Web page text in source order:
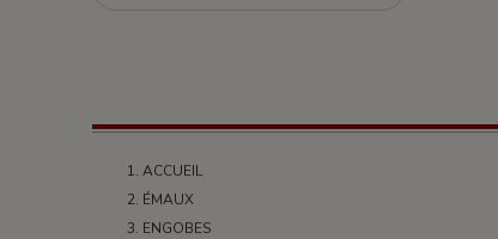
ACCUEIL
ÉMAUX
ENGOBES